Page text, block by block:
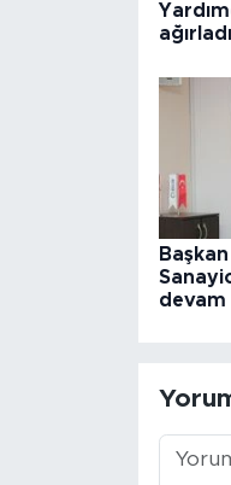
ağırladı
devam